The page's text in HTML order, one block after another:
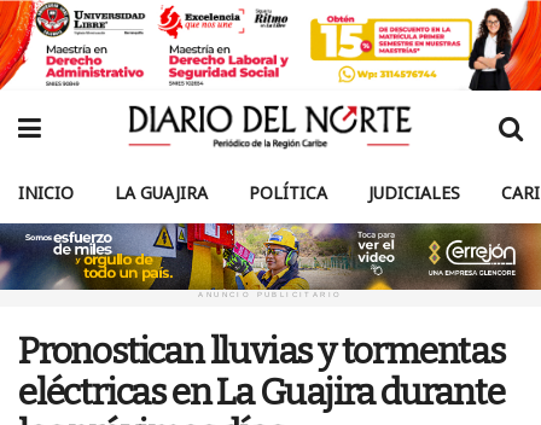
INICIO LA GUAJIRA POLÍTICA JUDICIALES
ANUNCIO PUBLICITARIO
Pronostican lluvias y tormentas
eléctricas en La Guajira durante